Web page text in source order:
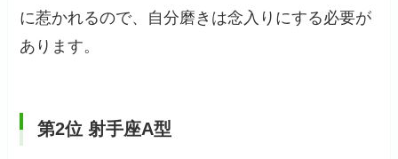
に惹かれるので、自分磨きは念入りにする必要が
あります。
第2位 射手座A型